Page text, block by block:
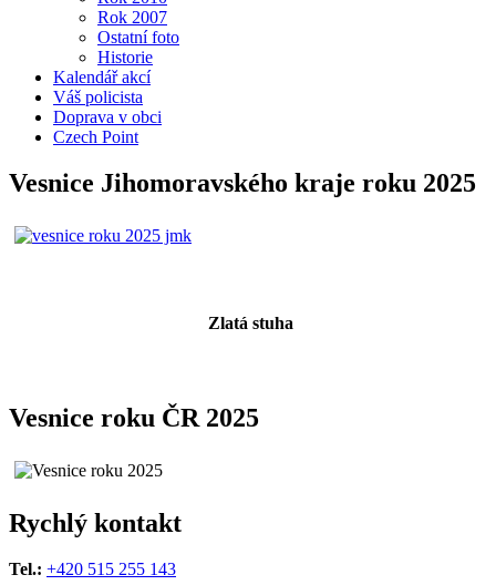
Rok 2007
Ostatní foto
Historie
Kalendář akcí
Váš policista
Doprava v obci
Czech Point
Vesnice Jihomoravského kraje roku 2025
Zlatá stuha
Vesnice roku ČR 2025
Rychlý kontakt
Tel.: +420 515 255 143